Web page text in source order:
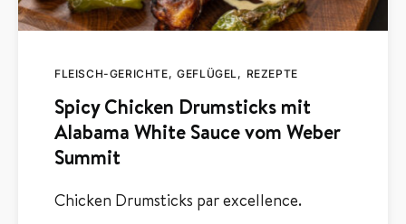
FLEISCH-GERICHTE GEFLÜGEL REZEPTE
Spicy Chicken Drumsticks mit
Alabama White Sauce vom Weber
Summit
Chicken Drumsticks par excellence.